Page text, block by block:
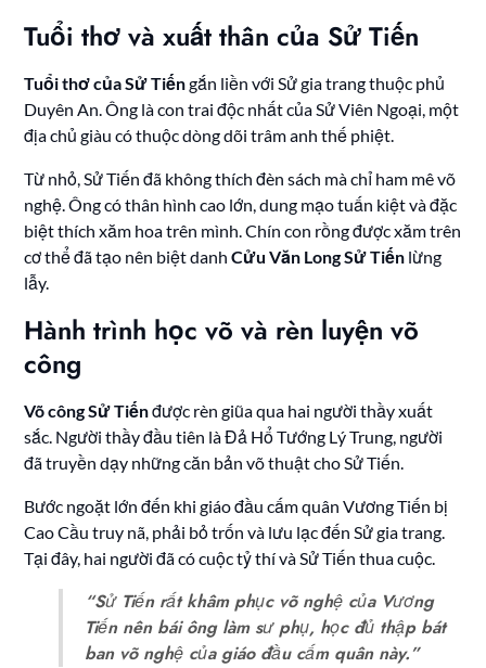
Tuổi thơ và xuất thân của Sử Tiến
Tuổi thơ của Sử Tiếngắn liền với Sử gia trang thuộc phủ
Duyên An. Ông là con trai độc nhất của Sử Viên Ngoại, một
địa chủ giàu có thuộc dòng dõi trâm anh thế phiệt.
Từ nhỏ, Sử Tiến đã không thích đèn sách mà chỉ ham mê võ
nghệ. Ông có thân hình cao lớn, dung mạo tuấn kiệt và đặc
biệt thích xăm hoa trên mình. Chín con rồng được xăm trên
cơ thể đã tạo nên biệt danhCửu Văn Long Sử Tiến lừng
lẫy.
Hành trình học võ và rèn luyện võ
công
Võ công Sử Tiếnđược rèn giũa qua hai người thầy xuất
sắc. Người thầy đầu tiên là Đả Hổ Tướng Lý Trung, người
đã truyền dạy những căn bản võ thuật cho Sử Tiến.
Bước ngoặt lớn đến khi giáo đầu cấm quân Vương Tiến bị
Cao Cầu truy nã, phải bỏ trốn và lưu lạc đến Sử gia trang.
Tại đây, hai người đã có cuộc tỷ thí và Sử Tiến thua cuộc.
“Sử Tiến rất khâm phục võ nghệ của Vương
Tiến nên bái ông làm sư phụ, học đủ thập bát
ban võ nghệ của giáo đầu cấm quân này.”